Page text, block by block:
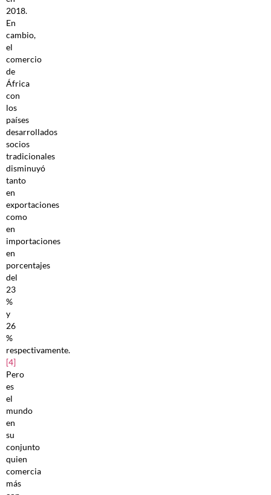
2018.
En
cambio,
el
comercio
de
África
con
los
países
desarrollados
socios
tradicionales
disminuyó
tanto
en
exportaciones
como
en
importaciones
en
porcentajes
del
23
%
y
26
%
respectivamente.
[4]
Pero
es
el
mundo
en
su
conjunto
quien
comercia
más